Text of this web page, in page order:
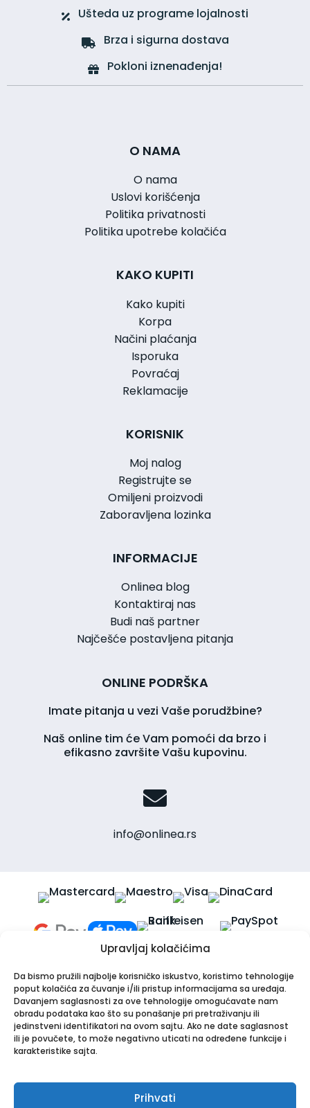
Upravljaj kolačićima
Da bismo pružili najbolje korisničko iskustvo, koristimo tehnologije
poput kolačića za čuvanje i/ili pristup informacijama sa uređaja.
Davanjem saglasnosti za ove tehnologije omogućavate nam
obradu podataka kao što su ponašanje pri pretraživanju ili
jedinstveni identifikatori na ovom sajtu. Ako ne date saglasnost
ili je povučete, to može negativno uticati na određene funkcije i
karakteristike sajta.
Prihvati
Ušteda uz programe lojalnosti
Brza i sigurna dostava
Pokloni iznenađenja!
O NAMA
O nama
Uslovi korišćenja
Politika privatnosti
Politika upotrebe kolačića
KAKO KUPITI
Kako kupiti
Korpa
Načini plaćanja
Isporuka
Povraćaj
Reklamacije
KORISNIK
Moj nalog
Registrujte se
Omiljeni proizvodi
Zaboravljena lozinka
INFORMACIJE
Onlinea blog
Kontaktiraj nas
Budi naš partner
Najčešće postavljena pitanja
ONLINE PODRŠKA
Imate pitanja u vezi Vaše porudžbine?
Naš online tim će Vam pomoći da brzo i
efikasno završite Vašu kupovinu.
info@onlinea.rs
Apotekarska ustanova Onlinea
Bulevar Patrijarha Pavla 8A, 21000 Novi Sad
www.onlinea.rs